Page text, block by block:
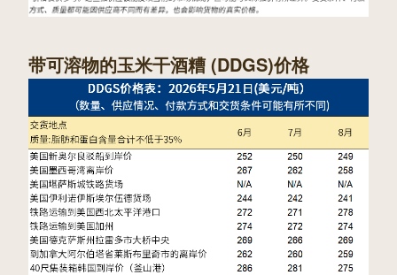
带可溶物的玉米干酒糟 (DDGS)价格